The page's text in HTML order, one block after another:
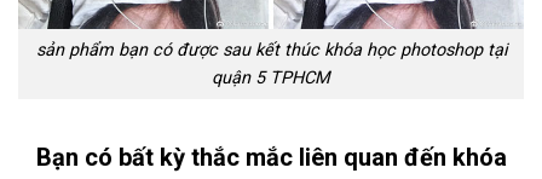
sản phẩm bạn có được sau kết thúc khóa học photoshop tại
quận 5 TPHCM
Bạn có bất kỳ thắc mắc liên quan đến khóa